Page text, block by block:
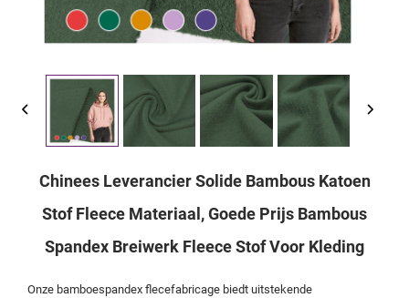
Chinees Leverancier Solide Bambous Katoen
Stof Fleece Materiaal, Goede Prijs Bambous
Spandex Breiwerk Fleece Stof Voor Kleding
Onze bamboespandex flecefabricage biedt uitstekende